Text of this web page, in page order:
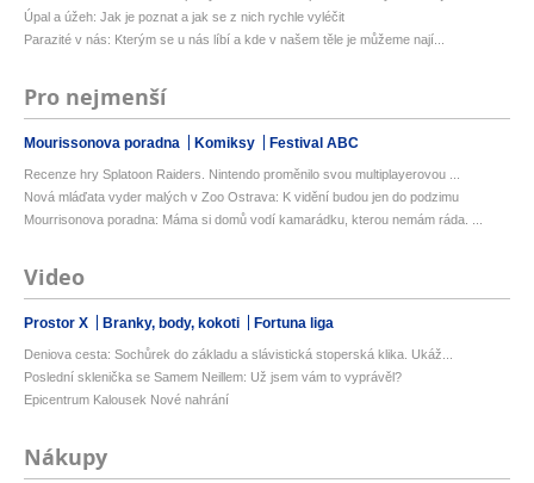
Úpal a úžeh: Jak je poznat a jak se z nich rychle vyléčit
Parazité v nás: Kterým se u nás líbí a kde v našem těle je můžeme nají...
Pro nejmenší
Mourissonova poradna Komiksy Festival ABC
Recenze hry Splatoon Raiders. Nintendo proměnilo svou multiplayerovou ...
Nová mláďata vyder malých v Zoo Ostrava: K vidění budou jen do podzimu
Mourrisonova poradna: Máma si domů vodí kamarádku, kterou nemám ráda. ...
Video
Prostor X Branky, body, kokoti Fortuna liga
Deniova cesta: Sochůrek do základu a slávistická stoperská klika. Ukáž...
Poslední sklenička se Samem Neillem: Už jsem vám to vyprávěl?
Epicentrum Kalousek Nové nahrání
Nákupy